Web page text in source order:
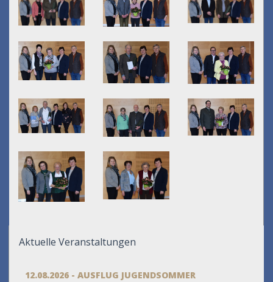
Aktuelle Veranstaltungen
12.08.2026 - AUSFLUG JUGENDSOMMER